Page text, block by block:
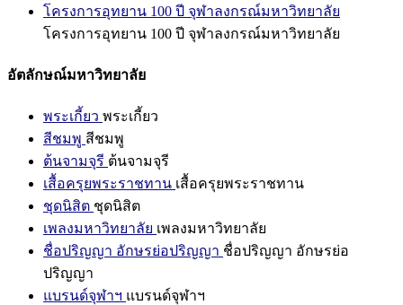
โครงการอุทยาน 100 ปี จุฬาลงกรณ์มหาวิทยาลัย
โครงการอุทยาน 100 ปี จุฬาลงกรณ์มหาวิทยาลัย
อัตลักษณ์มหาวิทยาลัย
พระเกี้ยว พระเกี้ยว
สีชมพู สีชมพู
ต้นจามจุรี ต้นจามจุรี
เสื้อครุยพระราชทาน เสื้อครุยพระราชทาน
ชุดนิสิต ชุดนิสิต
เพลงมหาวิทยาลัย เพลงมหาวิทยาลัย
ชื่อปริญญา อักษรย่อปริญญา ชื่อปริญญา อักษรย่อ
ปริญญา
แบรนด์จุฬาฯ แบรนด์จุฬาฯ